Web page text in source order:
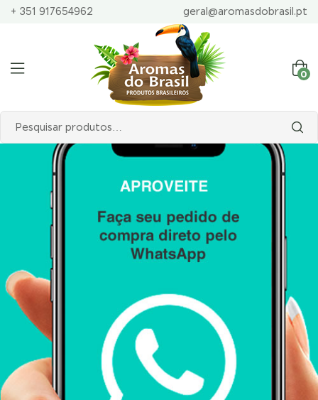
+ 351 917654962 geral@aromasdobrasil.pt
0